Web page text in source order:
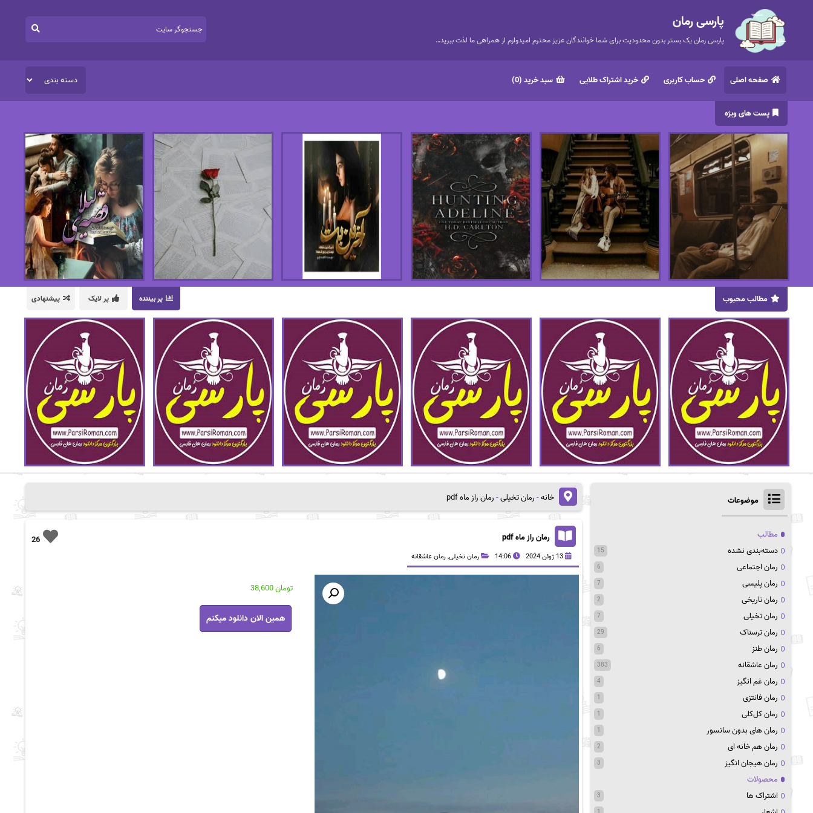
پارسی رمان
پارسی رمان یک بستر بدون محدودیت برای شما خوانندگان عزیز محترم امیدوارم از همراهی ما لذت ببرید…
صفحه اصلی حساب کاربری خرید اشتراک طلایی سبد خرید (0)
پست های ویژه
پر بیننده پر لایک پیشنهادی مطالب محبوب
خانه-رمان تخیلی-رمان راز ماه pdf
26 رمان راز ماه pdf
13 ژوئن 2024 14:06 رمان تخیلی,رمان عاشقانه
تومان38,600
رمان
ماه
همین الان دانلود میکنم
موضوعات
مطالب
دسته‌بندی نشده
15
رمان اجتماعی 6
رمان پلیسی 7
رمان تاریخی 2
رمان تخیلی 7
رمان ترسناک 29
رمان طنز 6
رمان عاشقانه 383
رمان غم انگیز 4
رمان فانتزی 1
رمان کل‌کلی 1
رمان های بدون سانسور 1
رمان هم خانه ای 2
رمان هیجان انگیز 3
محصولات
اشتراک ها
3